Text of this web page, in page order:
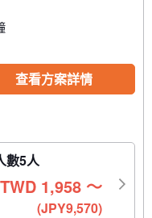
查看方案詳情
數5人
TWD 1,958 〜
(JPY9,570)